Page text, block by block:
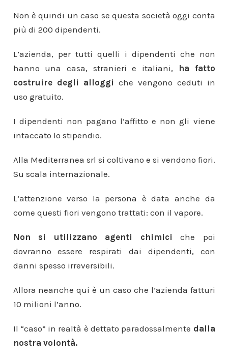
Non è quindi un caso se questa società oggi conta
più di 200 dipendenti.
L’azienda, per tutti quelli i dipendenti che non
hanno una casa, stranieri e italiani,
ha fatto
costruire degli alloggi che vengono ceduti in
uso gratuito.
I dipendenti non pagano l’affitto e non gli viene
intaccato lo stipendio.
Alla Mediterranea srl si coltivano e si vendono fiori.
Su scala internazionale.
L’attenzione verso la persona è data anche da
come questi fiori vengono trattati: con il vapore.
Non si utilizzano agenti chimici che poi
dovranno essere respirati dai dipendenti, con
danni spesso irreversibili.
Allora neanche qui è un caso che l’azienda fatturi
10 milioni l’anno.
Il “caso” in realtà è dettato paradossalmente dalla
nostra volontà.